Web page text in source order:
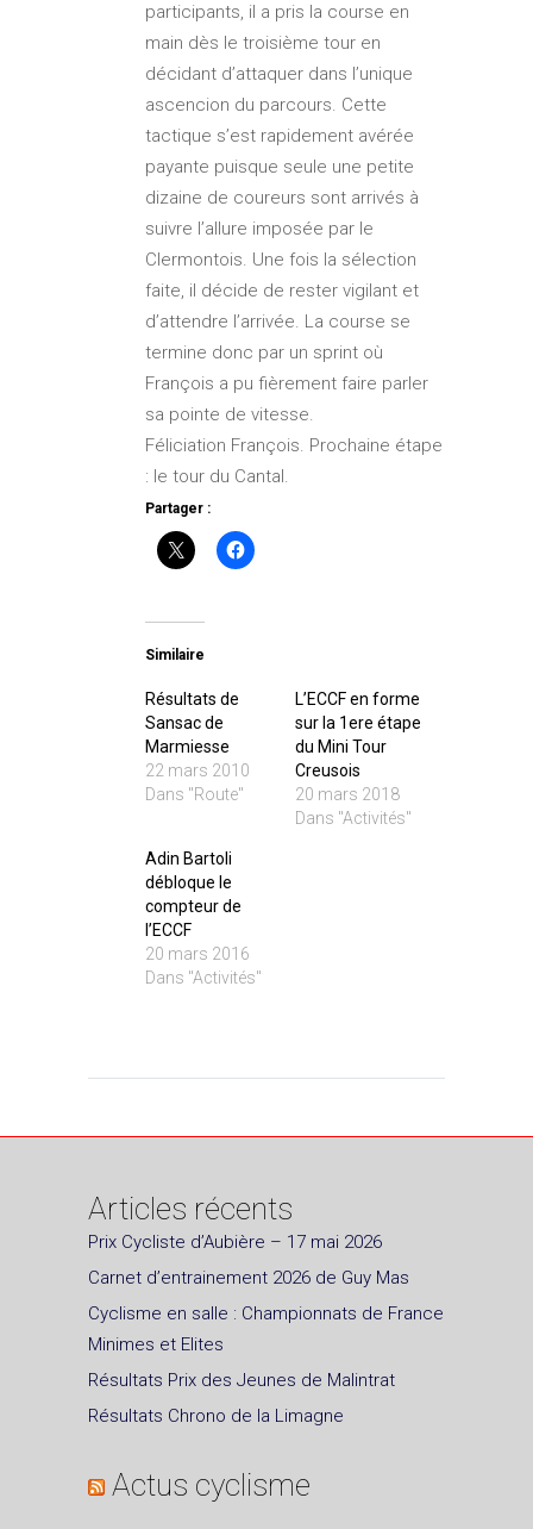
participants, il a pris la course en
main dès le troisième tour en
décidant d’attaquer dans l’unique
ascencion du parcours. Cette
tactique s’est rapidement avérée
payante puisque seule une petite
dizaine de coureurs sont arrivés à
suivre l’allure imposée par le
Clermontois. Une fois la sélection
faite, il décide de rester vigilant et
d’attendre l’arrivée. La course se
termine donc par un sprint où
François a pu fièrement faire parler
sa pointe de vitesse.
Féliciation François. Prochaine étape
: le tour du Cantal.
Partager :
Similaire
Résultats de
Sansac de
Marmiesse
22 mars 2010
Dans "Route"
L’ECCF en forme
sur la 1ere étape
du Mini Tour
Creusois
20 mars 2018
Dans "Activités"
Adin Bartoli
débloque le
compteur de
l’ECCF
20 mars 2016
Dans "Activités"
Articles récents
Prix Cycliste d’Aubière – 17 mai 2026
Carnet d’entrainement 2026 de Guy Mas
Cyclisme en salle : Championnats de France
Minimes et Elites
Résultats Prix des Jeunes de Malintrat
Résultats Chrono de la Limagne
Actus cyclisme